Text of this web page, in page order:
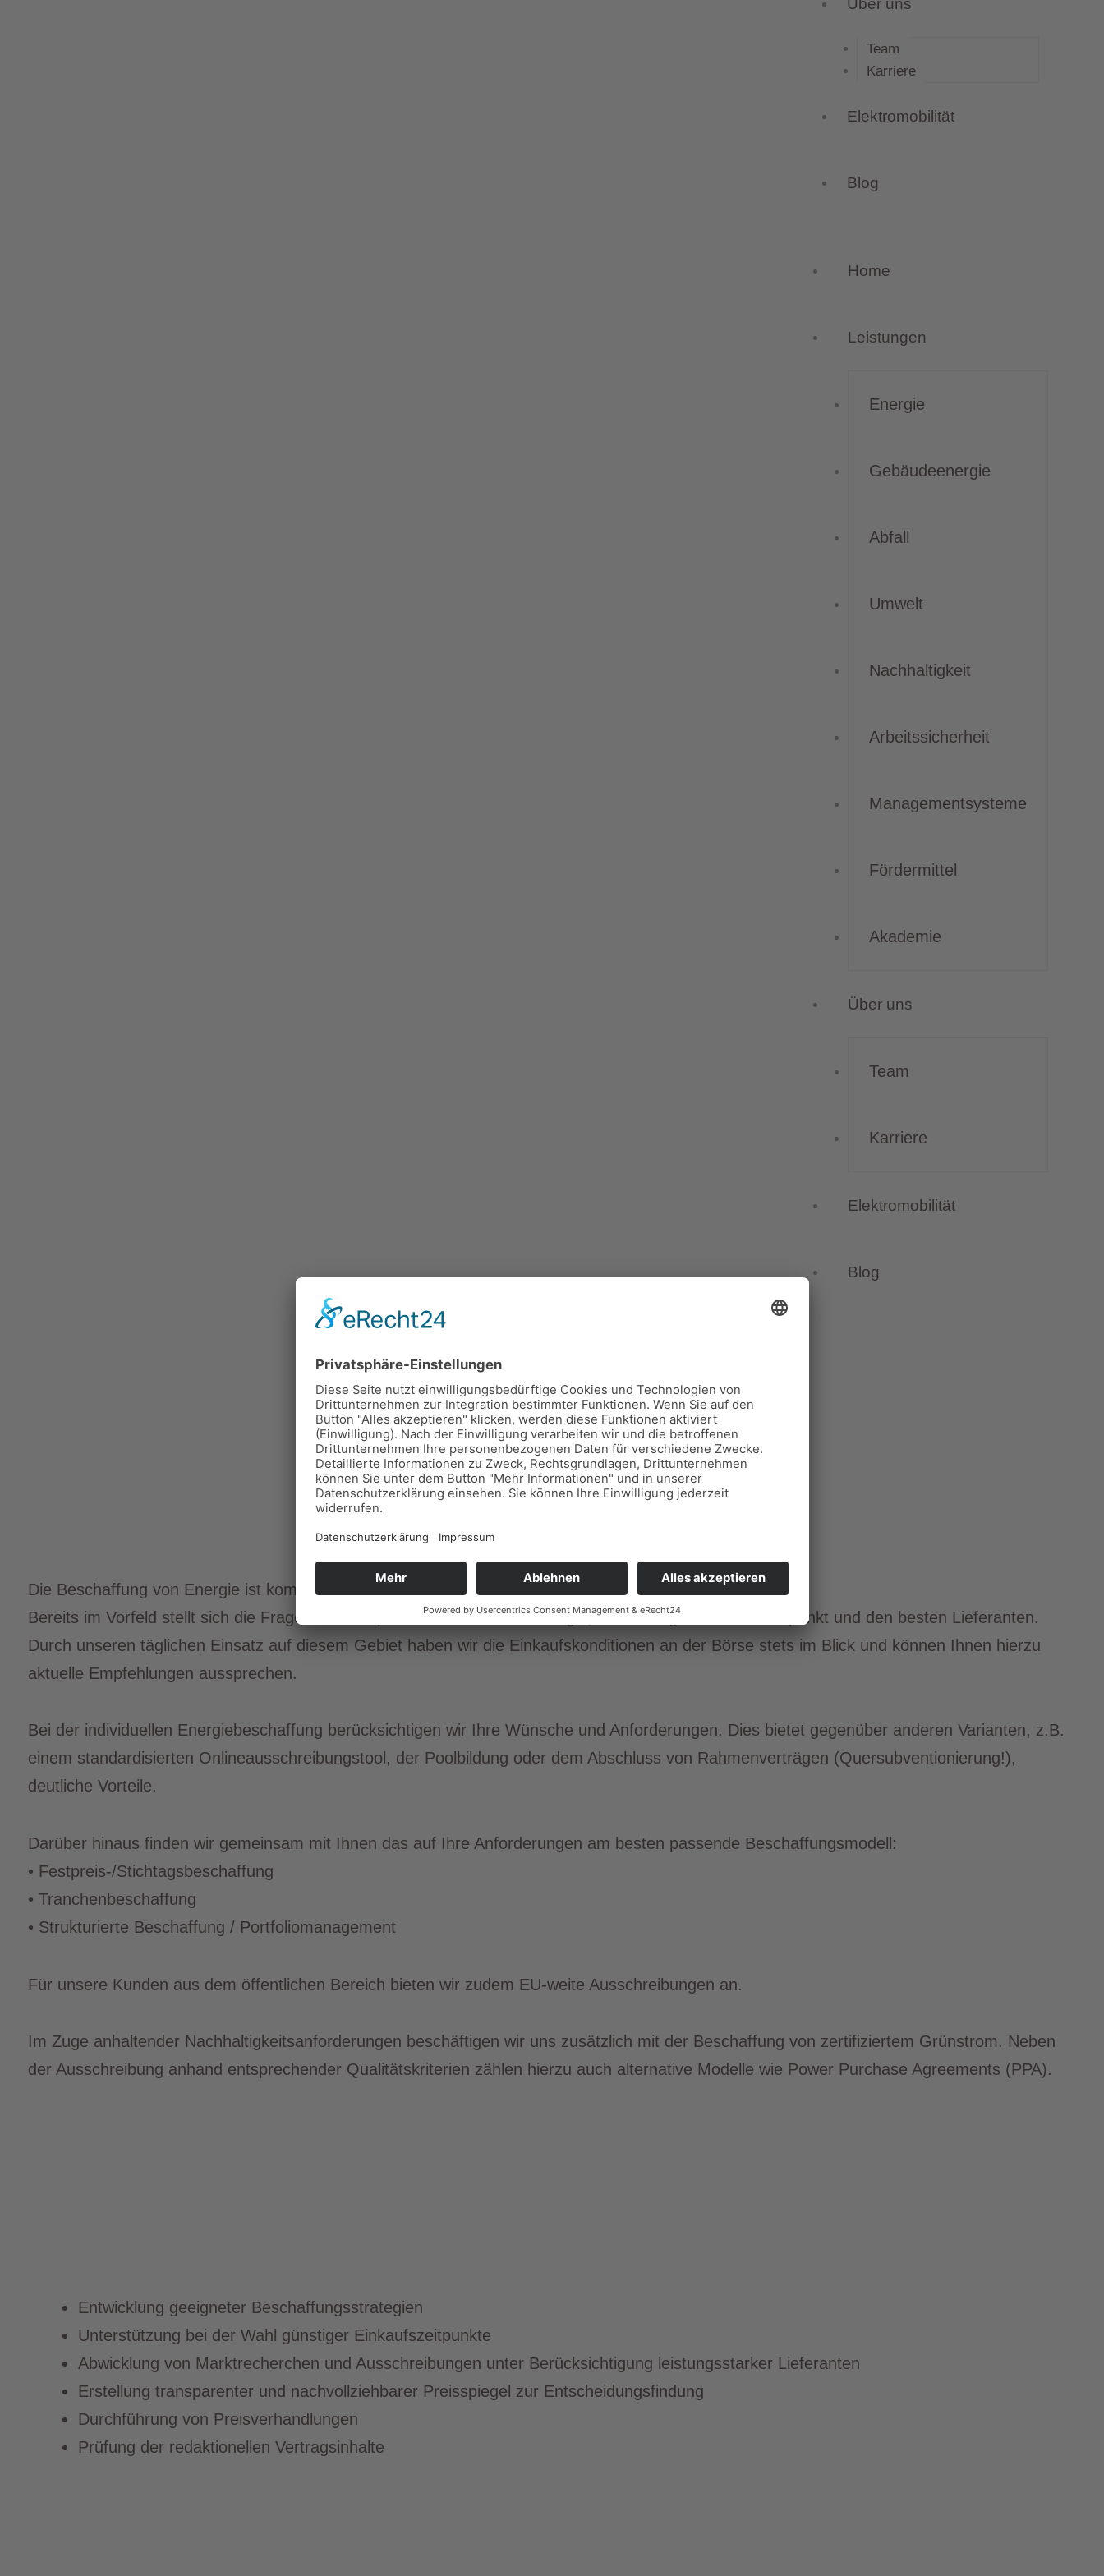
Über uns
Team
Karriere
Elektromobilität
Blog
Home
Leistungen
Energie
Gebäudeenergie
Abfall
Umwelt
Nachhaltigkeit
Arbeitssicherheit
Managementsysteme
Fördermittel
Akademie
Über uns
Team
Karriere
Elektromobilität
Blog
Die Beschaffung von Energie ist komplex, zeitraubend und erfordert weitreichendes Fachwissen.
Bereits im Vorfeld stellt sich die Frage nach der passenden Einkaufsstrategie, dem richtigen Einkaufszeitpunkt und den besten Lieferanten.
Durch unseren täglichen Einsatz auf diesem Gebiet haben wir die Einkaufskonditionen an der Börse stets im Blick und können Ihnen hierzu
aktuelle Empfehlungen aussprechen.
Bei der individuellen Energiebeschaffung berücksichtigen wir Ihre Wünsche und Anforderungen. Dies bietet gegenüber anderen Varianten, z.B.
einem standardisierten Onlineausschreibungstool, der Poolbildung oder dem Abschluss von Rahmenverträgen (Quersubventionierung!),
deutliche Vorteile.
Darüber hinaus finden wir gemeinsam mit Ihnen das auf Ihre Anforderungen am besten passende Beschaffungsmodell:
• Festpreis-/Stichtagsbeschaffung
• Tranchenbeschaffung
• Strukturierte Beschaffung / Portfoliomanagement
Für unsere Kunden aus dem öffentlichen Bereich bieten wir zudem EU-weite Ausschreibungen an.
Im Zuge anhaltender Nachhaltigkeitsanforderungen beschäftigen wir uns zusätzlich mit der Beschaffung von zertifiziertem Grünstrom. Neben
der Ausschreibung anhand entsprechender Qualitätskriterien zählen hierzu auch alternative Modelle wie Power Purchase Agreements (PPA).
Entwicklung geeigneter Beschaffungsstrategien
Unterstützung bei der Wahl günstiger Einkaufszeitpunkte
Abwicklung von Marktrecherchen und Ausschreibungen unter Berücksichtigung leistungsstarker Lieferanten
Erstellung transparenter und nachvollziehbarer Preisspiegel zur Entscheidungsfindung
Durchführung von Preisverhandlungen
Prüfung der redaktionellen Vertragsinhalte